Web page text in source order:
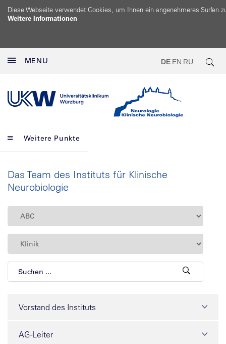
Diese Webseite verwendet Cookies, um Ihnen ein angenehmeres Surfen
Weitere Informationen
MENU DE EN RU
Weitere Punkte
Das Team des Instituts für Klinische
Neurobiologie
Vorstand des Instituts
AG-Leiter